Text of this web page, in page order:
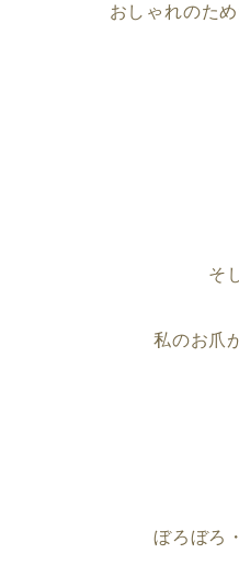
おしゃれのた
そ
私のお爪
ぼろぼろ